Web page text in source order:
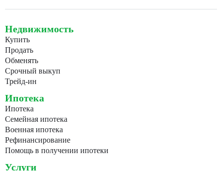
Недвижимость
Купить
Продать
Обменять
Срочный выкуп
Трейд-ин
Ипотека
Ипотека
Семейная ипотека
Военная ипотека
Рефинансирование
Помощь в получении ипотеки
Услуги